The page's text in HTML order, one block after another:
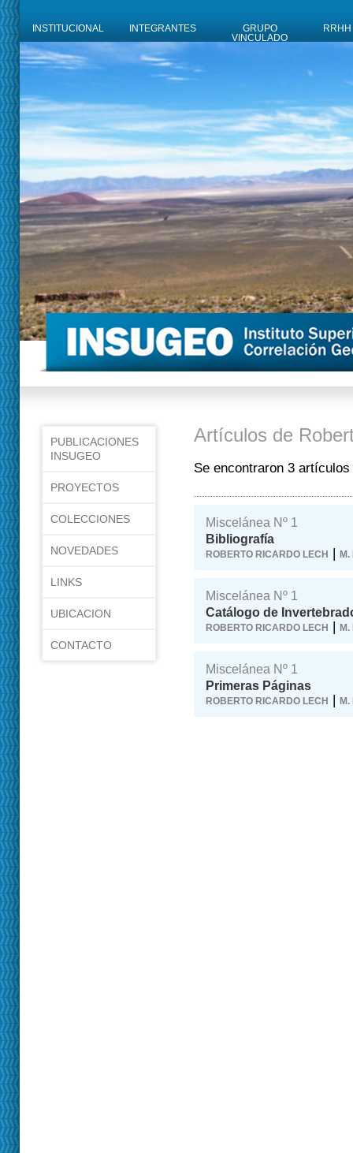
INSTITUCIONAL INTEGRANTES
GRUPO
VINCULADO
RRHH
PUBLICACIONES
INSUGEO
PROYECTOS
COLECCIONES
NOVEDADES
LINKS
UBICACION
CONTACTO
Artículos de
Se encontraron 3
Miscelánea Nº 1
Bibliografía
ROBERTO RICARDO LECH |
Miscelánea Nº 1
Catálogo de
ROBERTO RICARDO LECH |
Miscelánea Nº 1
Primeras Páginas
ROBERTO RICARDO LECH |